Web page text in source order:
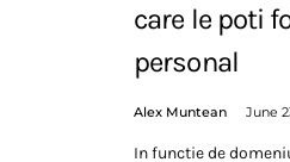
care le poti
personal
Alex Muntean June
In functie de